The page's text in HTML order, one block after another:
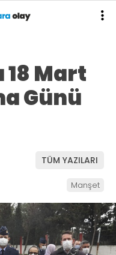
18 Mart
Günü
TÜM YAZILARI
Manşet